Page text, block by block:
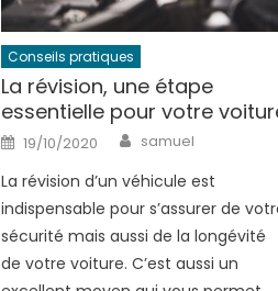
Conseils pratiques
La révision, une étape
essentielle pour votre
Posted
on
19/10/2020 Author
samuel
La révision d’un véhicule est
indispensable pour s’assurer de
sécurité mais aussi de la longévité
de votre voiture. C’est aussi un